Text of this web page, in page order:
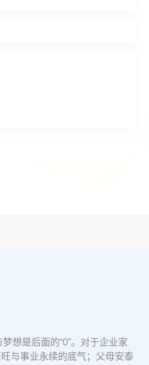
想是后面的“0”。对于企业家
与事业永续的底气；父母安泰